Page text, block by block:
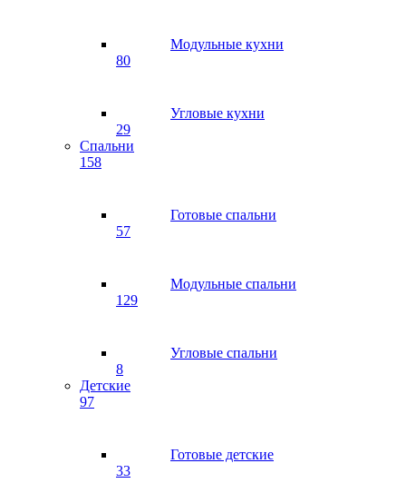
Модульные кухни
80
Угловые кухни
29
Спальни
158
Готовые спальни
57
Модульные спальни
129
Угловые спальни
8
Детские
97
Готовые детские
33